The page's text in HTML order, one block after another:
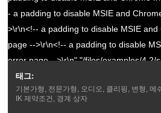
- a padding to disable MSIE and
>\r\n<!-- a padding to disable MSIE
page -->\r\n<!-- a padding to disable
error page -->\r\n","/files/examples/4.2/
pma.png":"Couldn't load image:
/files/examples/4.2/spineboy/export/
태그:
기본가형, 전문가형, 오디오, 클리핑, 변형, 메
IK 제약조건, 경계 상자